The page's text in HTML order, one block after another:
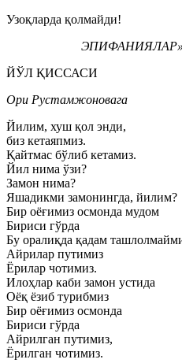
Узоқларда қолмайди!
ЙЎЛ ҚИССАСИ
Ори Рустамжоновага
Йилим, хуш қол энди,
биз кетаяпмиз.
Қайтмас бўлиб кетамиз.
Йил нима ўзи?
Замон нима?
Яшадикми замонингда, йилим?
Бир оёғимиз осмонда мудом
Бириси гўрда
Бу оралиқда қадам
Айрилар путимиз
Ёрилар чотимиз.
Илоҳлар каби замон устида
Оёқ ёзиб турибмиз
Бир оёғимиз осмонда
Бириси гўрда
Айрилган путимиз,
Ёрилган чотимиз.